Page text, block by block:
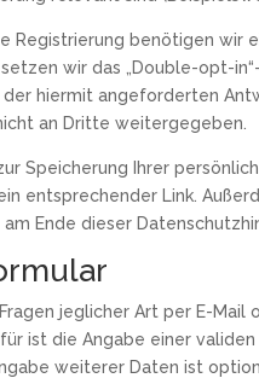
Registrierung benötigen wir
wir das „Double-opt-
der hiermit angeforderten
an Dritte weitergegeben.
Speicherung Ihrer
entsprechender Link.
am Ende dieser
jeglicher Art per E-
ist die Angabe einer
weiterer Daten ist